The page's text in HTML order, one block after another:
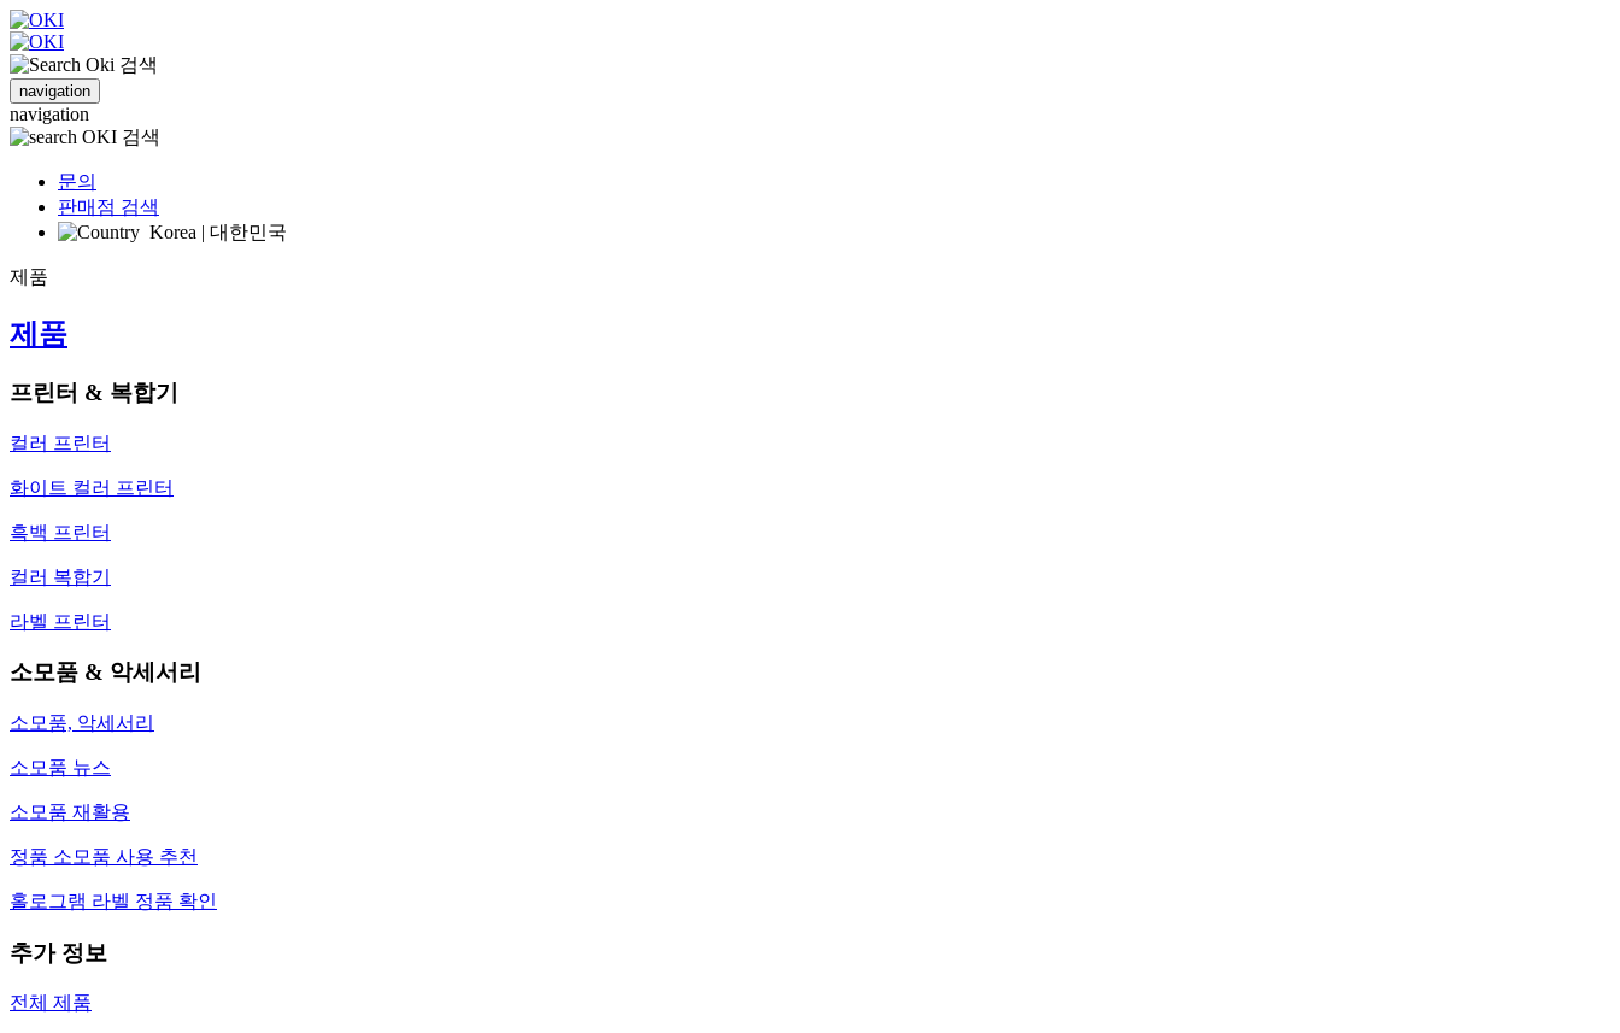
검색
navigation
navigation
검색
문의
판매점 검색
Korea | 대한민국
제품
제품
프린터 & 복합기
컬러 프린터
화이트 컬러 프린터
흑백 프린터
컬러 복합기
라벨 프린터
소모품 & 악세서리
소모품, 악세서리
소모품 뉴스
소모품 재활용
정품 소모품 사용 추천
홀로그램 라벨 정품 확인
추가 정보
전체 제품